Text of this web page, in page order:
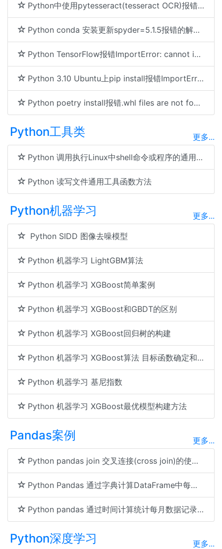
Python中使用pytesseract(tesseract OCR)报错(TesseractNotFoundError)解决方法
Python conda 安装更新spyder=5.1.5报错的解决方法
Python TensorFlow报错ImportError: cannot import name 'BatchNormalization'解决方法
Python 3.10 Ubuntu上pip install报错ImportError: cannot import name 'html5lib'解决方法
Python poetry install报错.whl files are not found的解决方法
Python工具类 更多...
Python 调用执行Linux中shell命令或程序的通用工具函数方法
Python 读写文件通用工具函数方法
Python机器学习 更多...
Python SIDD 图像去噪模型
Python 机器学习 LightGBM算法
Python 机器学习 XGBoost简单案例
Python 机器学习 XGBoost和GBDT的区别
Python 机器学习 XGBoost回归树的构建
Python 机器学习 XGBoost算法 目标函数确定和树的复杂度
Python 机器学习 基尼指数
Python 机器学习 XGBoost最优模型构建方法
Pandas案例 更多...
Python pandas join 交叉连接(cross join)的使用及示例代码
Python Pandas 通过字典计算DataFrame中每行的指定列的最小值
Python pandas 通过时间计算统计每月数据记录数
Python深度学习 更多...